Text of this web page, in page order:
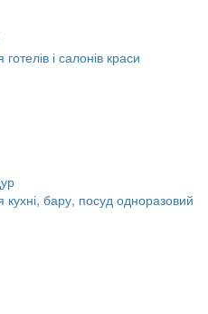
і салонів краси
кухні, бару, посуд одноразовий